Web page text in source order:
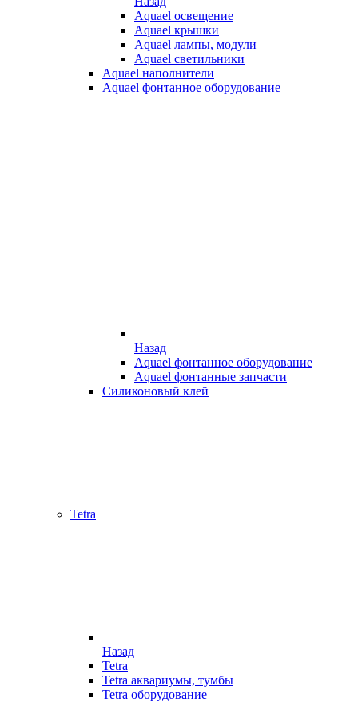
Aquael освещение
Aquael крышки
Aquael лампы, модули
Aquael светильники
Aquael наполнители
Aquael фонтанное оборудование
Назад
Aquael фонтанное оборудование
Aquael фонтанные запчасти
Силиконовый клей
Tetra
Назад
Tetra
Tetra аквариумы, тумбы
Tetra оборудование